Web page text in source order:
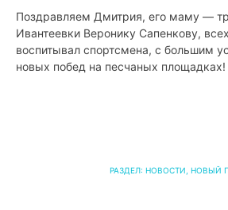
Поздравляем Дмитрия, его маму —
Ивантеевки Веронику Сапенкову,
воспитывал спортсмена, с большим
новых побед на песчаных площадках!
РАЗДЕЛ: НОВОСТИ НОВЫЙ